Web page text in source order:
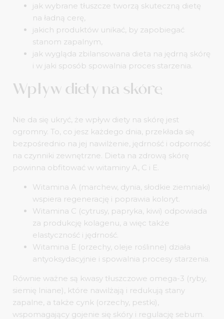
jak wybrane tłuszcze tworzą skuteczną dietę
na ładną cerę,
jakich produktów unikać, by zapobiegać
stanom zapalnym,
jak wygląda zbilansowana dieta na jędrną skórę
i w jaki sposób spowalnia proces starzenia.
Wpływ diety na skórę
Nie da się ukryć, że wpływ diety na skórę jest
ogromny. To, co jesz każdego dnia, przekłada się
bezpośrednio na jej nawilżenie, jędrność i odporność
na czynniki zewnętrzne. Dieta na zdrową skórę
powinna obfitować w witaminy A, C i E.
Witamina A (marchew, dynia, słodkie ziemniaki)
wspiera regenerację i poprawia koloryt.
Witamina C (cytrusy, papryka, kiwi) odpowiada
za produkcję kolagenu, a więc także
elastyczność i jędrność.
Witamina E (orzechy, oleje roślinne) działa
antyoksydacyjnie i spowalnia procesy starzenia.
Równie ważne są kwasy tłuszczowe omega-3 (ryby,
siemię lniane), które nawilżają i redukują stany
zapalne, a także cynk (orzechy, pestki),
wspomagający gojenie się skóry i regulację sebum.